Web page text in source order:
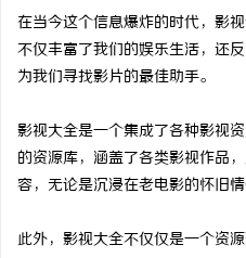
在当今这个信息爆炸的时代，影
不仅丰富了我们的娱乐生活，还
为我们寻找影片的最佳助手。
影视大全是一个集成了各种影视
的资源库，涵盖了各类影视作品
容，无论是沉浸在老电影的怀旧
此外，影视大全不仅仅是一个资